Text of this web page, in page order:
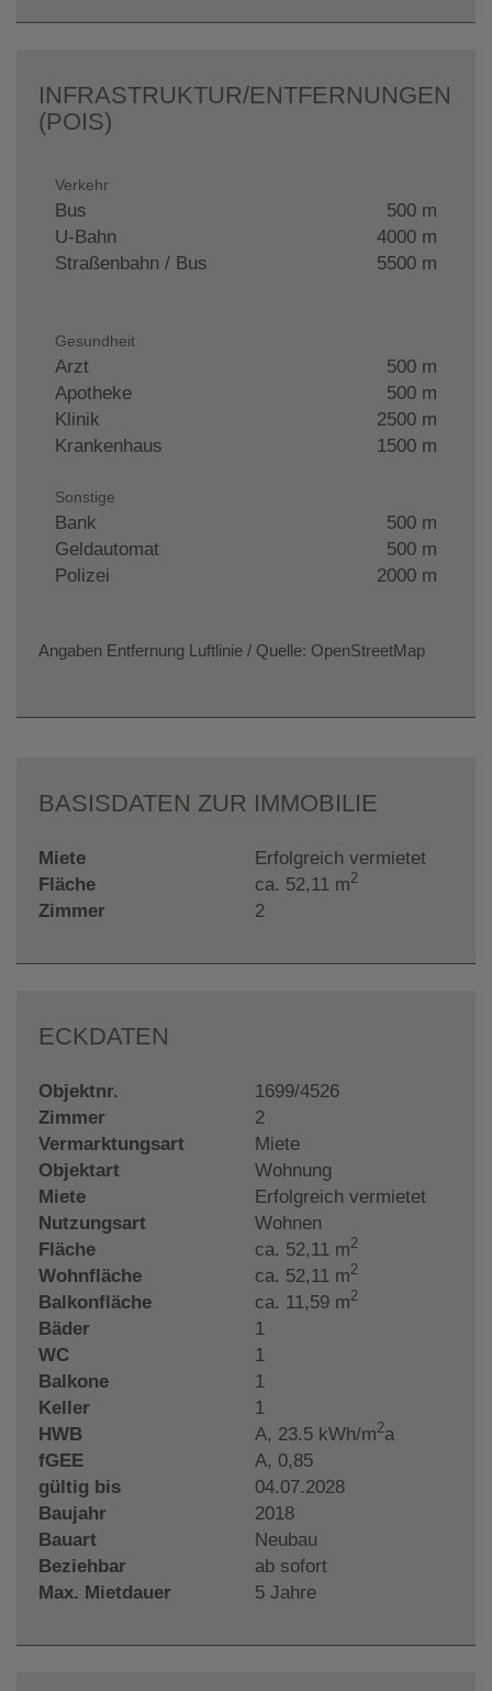
INFRASTRUKTUR/ENTFERNUNGEN
(POIS)
Verkehr
Bus
500 m
U-Bahn
4000 m
Straßenbahn / Bus
5500 m
Gesundheit
Arzt
500 m
Apotheke
500 m
Klinik
2500 m
Krankenhaus
1500 m
Sonstige
Bank
500 m
Geldautomat
500 m
Polizei
2000 m
Angaben Entfernung Luftlinie / Quelle: OpenStreetMap
BASISDATEN ZUR IMMOBILIE
Miete
Erfolgreich vermietet
Fläche
ca. 52,11 m2
Zimmer 2
ECKDATEN
Objektnr.
1699/4526
Zimmer
2
Vermarktungsart
Miete
Objektart
Wohnung
Miete
Erfolgreich vermietet
Nutzungsart
Wohnen
Fläche
ca. 52,11 m2
Wohnfläche ca. 52,11 m2
Balkonfläche ca. 11,59 m2
Bäder
1
WC
1
Balkone
1
Keller
1
HWB
A, 23.5 kWh/m2a
fGEE
A, 0,85
gültig bis
04.07.2028
Baujahr
2018
Bauart
Neubau
Beziehbar
ab sofort
Max. Mietdauer
5 Jahre